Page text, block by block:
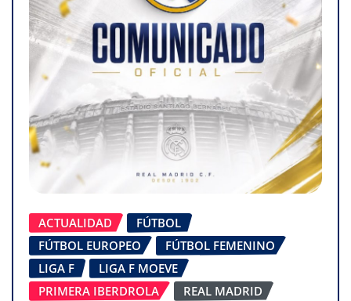
ACTUALIDAD
FÚTBOL
FÚTBOL EUROPEO
FÚTBOL FEMENINO
LIGA F
LIGA F MOEVE
PRIMERA IBERDROLA
REAL MADRID